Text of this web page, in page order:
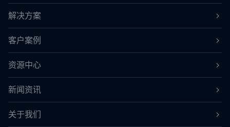
解决方案
客户案例
资源中心
新闻资讯
关于我们